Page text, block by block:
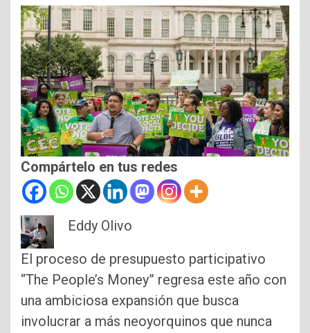
Compártelo en tus redes
Eddy Olivo
El proceso de presupuesto participativo
“The People’s Money” regresa este año con
una ambiciosa expansión que busca
involucrar a más neoyorquinos que nunca